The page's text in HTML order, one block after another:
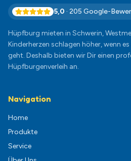
5,0 · 205 Google-
Hüpfburg mieten in Schwerin,
Kinderherzen schlagen höher, wenn
geht. Deshalb bieten wir Dir einen
Hüpfburgenverleih an.
Navigation
Home
Produkte
Service